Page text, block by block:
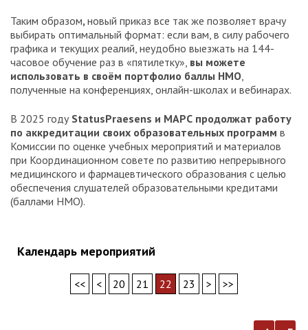
Таким образом, новый приказ все так же позволяет врачу
выбирать оптимальный формат: если вам, в силу рабочего
графика и текущих реалий, неудобно выезжать на 144-
часовое обучение раз в «пятилетку», вы можете
использовать в своём портфолио баллы НМО,
полученные на конференциях, онлайн-школах и вебинарах.
В 2025 году StatusPraesens и МАРС продолжат работу
по аккредитации своих образовательных программ в
Комиссии по оценке учебных мероприятий и материалов
при Координационном совете по развитию непрерывного
медицинского и фармацевтического образования с целью
обеспечения слушателей образовательными кредитами
(баллами НМО).
Календарь мероприятий
<< < 20 21 22 23 > >>